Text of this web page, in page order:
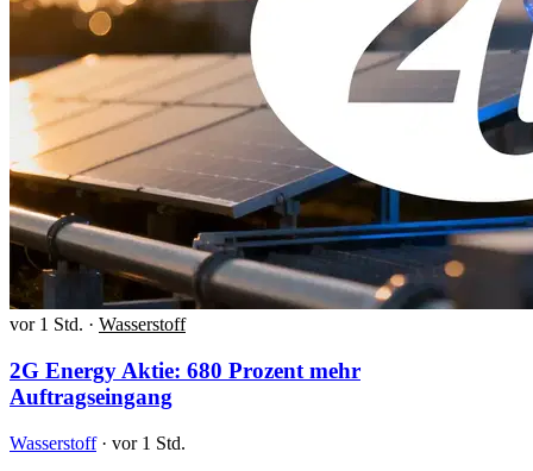
vor 1 Std. · Wasserstoff
2G Energy Aktie: 680 Prozent mehr
Auftragseingang
Wasserstoff · vor 1 Std.